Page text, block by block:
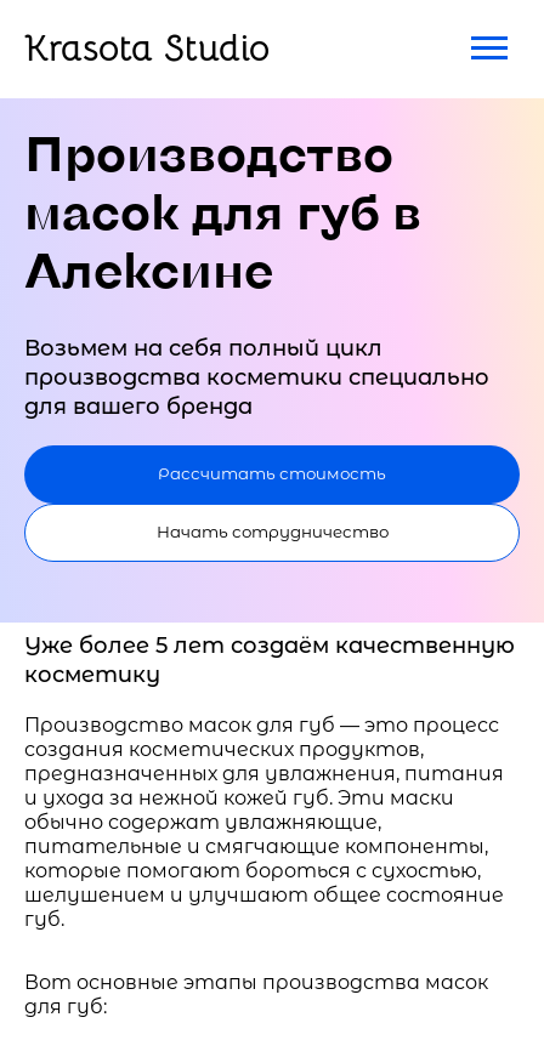
Krasota Studio
Производство
масок для губ в
Алексине
Возьмем на себя полный цикл
производства косметики специально
для вашего бренда
Рассчитать стоимость
Начать сотрудничество
Уже более 5 лет создаём качественную
косметику
Производство масок для губ — это процесс
создания косметических продуктов,
предназначенных для увлажнения, питания
и ухода за нежной кожей губ. Эти маски
обычно содержат увлажняющие,
питательные и смягчающие компоненты,
которые помогают бороться с сухостью,
шелушением и улучшают общее состояние
губ.
Вот основные этапы производства масок
для губ: